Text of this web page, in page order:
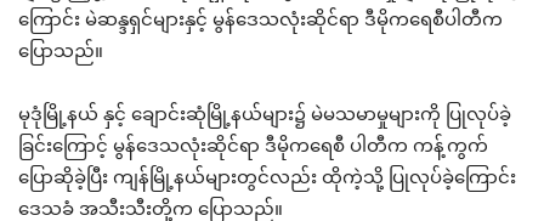
ကြောင်း မဲဆန္ဒရှင်များနှင့် မွန်ဒေသလုံးဆိုင်ရာ ဒီမိုကရေစီပါတီက
ပြောသည်။
မုဒုံမြို့နယ် နှင့် ချောင်းဆုံမြို့နယ်များ၌ မဲမသမာမှုများကို ပြုလုပ်ခဲ့
ခြင်းကြောင့် မွန်ဒေသလုံးဆိုင်ရာ ဒီမိုကရေစီ ပါတီက ကန့်ကွက်
ပြောဆိုခဲ့ပြီး ကျန်မြို့နယ်များတွင်လည်း ထိုကဲ့သို့ ပြုလုပ်ခဲ့ကြောင်း
ဒေသခံ အသီးသီးတို့က ပြောသည်။